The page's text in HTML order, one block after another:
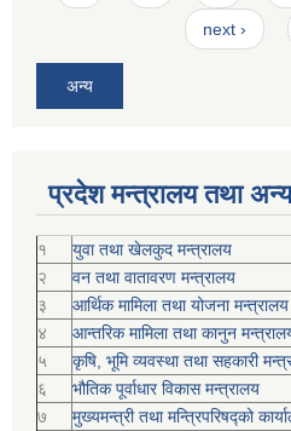
next ›
अन्य
प्रदेश मन्त्रालय तथा
१
युवा तथा खेलकुद मन्त्रालय
२
वन तथा वातावरण मन्त्रालय
३
आर्थिक मामिला तथा योजना मन्त्रालय
४
आन्तरिक मामिला तथा कानुन
५
कृषि, भूमि व्यवस्था तथा सहकारी
६
भौतिक पूर्वाधार विकास मन्त्रालय
७
मुख्यमन्त्री तथा मन्त्रिपरिषद्को